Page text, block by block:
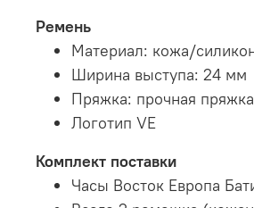
Ремень
Материал: кожа/
Ширина выступа: 24 мм
Пряжка: прочная
Логотип VE
Комплект поставки
Часы Восток Европа